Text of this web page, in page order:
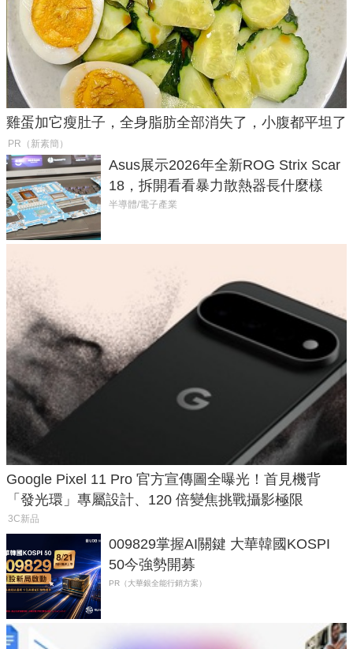
雞蛋加它瘦肚子，全身脂肪全部消失了，小腹都平坦了
PR（新素簡）
Asus展示2026年全新ROG Strix Scar
18，拆開看看暴力散熱器長什麼樣
半導體/電子產業
Google Pixel 11 Pro 官方宣傳圖全曝光！首見機背
「發光環」專屬設計、120 倍變焦挑戰攝影極限
3C新品
009829掌握AI關鍵 大華韓國KOSPI
50今強勢開募
PR（大華銀全能行銷方案）